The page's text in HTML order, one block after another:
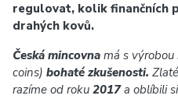
regulovat, kolik finančních
drahých kovů.
Česká mincovna má s výrobou
coins) bohaté zkušenosti.
razíme od roku 2017a oblíbili